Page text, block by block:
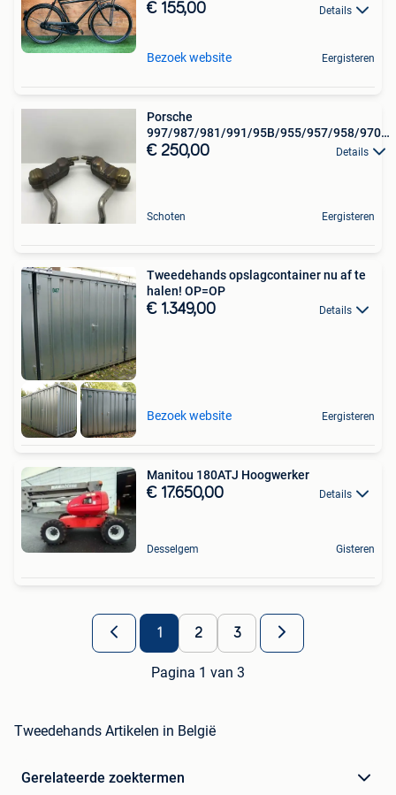
€ 155,00 Details
Bezoek website Eergisteren
Porsche
997/987/981/991/95B/955/957/958/970...
uitlaten
€ 250,00 Details
Schoten Eergisteren
Tweedehands opslagcontainer nu af te
halen! OP=OP
€ 1.349,00 Details
Bezoek website Eergisteren
Manitou 180ATJ Hoogwerker
€ 17.650,00 Details
Desselgem Gisteren
1 2 3
Pagina 1 van 3
Tweedehands Artikelen in België
Gerelateerde zoektermen